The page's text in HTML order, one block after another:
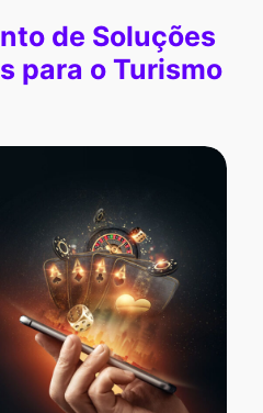
de Soluções
para o Turismo